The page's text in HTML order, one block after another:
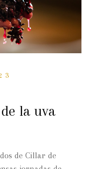
la uva
de Cillar de